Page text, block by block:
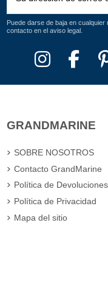
Puede darse de baja en
contacto en el aviso legal.
GRANDMARINE
SOBRE NOSOTROS
Contacto GrandMarine
Política de Devoluciones
Política de Privacidad
Mapa del sitio